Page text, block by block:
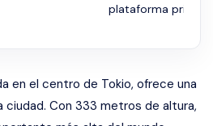
plataforma
en el centro de Tokio, ofrece una
Con 333 metros de altura,